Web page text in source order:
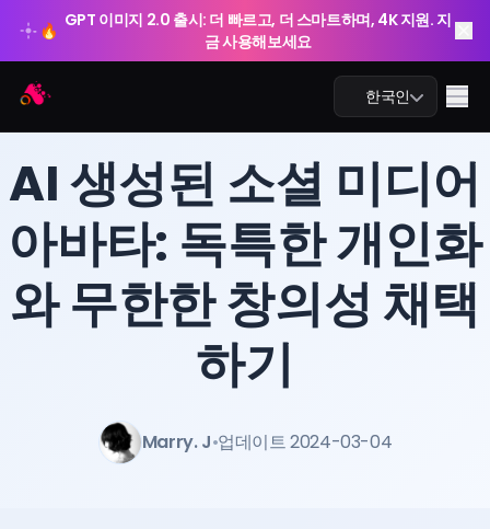
🔥 GPT 이미지 2.0 출시: 더 빠르고, 더 스마트하며, 4K 지원. 지
금 사용해보세요
한국인
AI 챗
AI 학습
AI 도구
AI 생성된 소셜 미디어
아바타: 독특한 개인화
와 무한한 창의성 채택
하기
Marry. J•업데이트 2024-03-04